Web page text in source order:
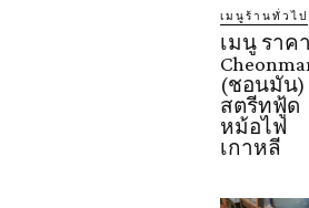
เมนูร้านทั่วไป
เมนู ราค
(ชอนมัน)
สตรีทฟู้ด
หม้อไฟ
เกาหลี